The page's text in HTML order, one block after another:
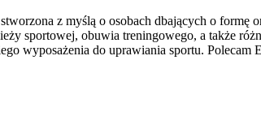
z myślą o osobach dbających o
sportowej, obuwia treningowego, a także
wyposażenia do uprawiania sportu.